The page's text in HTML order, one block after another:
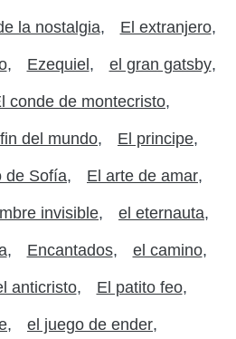
la nostalgia El extranjero
Ezequiel el gran gatsby
conde de montecristo
del mundo El principe
de Sofía El arte de amar
invisible el eternauta
Encantados el camino
anticristo El patito feo
el juego de ender